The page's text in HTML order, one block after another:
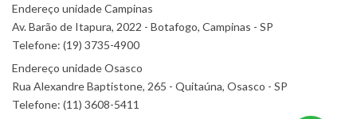
Endereço unidade Campinas
Av. Barão de Itapura, 2022 - Botafogo, Campinas - SP
Telefone: (19) 3735-4900
Endereço unidade Osasco
Rua Alexandre Baptistone, 265 - Quitaúna, Osasco - SP
Telefone: (11) 3608-5411